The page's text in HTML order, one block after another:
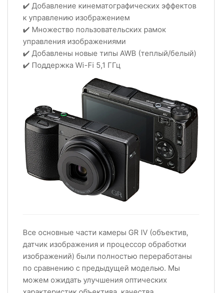
✔️ Добавление кинематографических эффектов
к управлению изображением
✔️ Множество пользовательских рамок
управления изображениями
✔️ Добавлены новые типы AWB (теплый/белый)
✔️ Поддержка Wi-Fi 5,1 ГГц
Все основные части камеры GR IV (объектив,
датчик изображения и процессор обработки
изображений) были полностью переработаны
по сравнению с предыдущей моделью. Мы
можем ожидать улучшения оптических